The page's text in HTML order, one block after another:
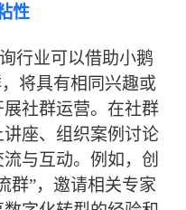
性
行业可以借助小鹅
将具有相同兴趣或
社群运营。在社群
座、组织案例讨论
与互动。例如，创
群”，邀请相关专家